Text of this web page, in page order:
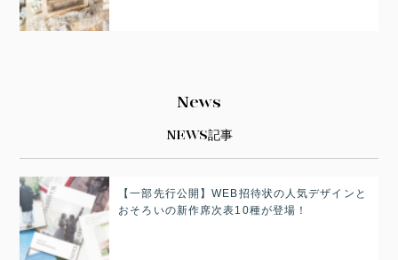
News
NEWS記事
【一部先行公開】WEB招待状の人気デザインと
おそろいの新作席次表10種が登場！